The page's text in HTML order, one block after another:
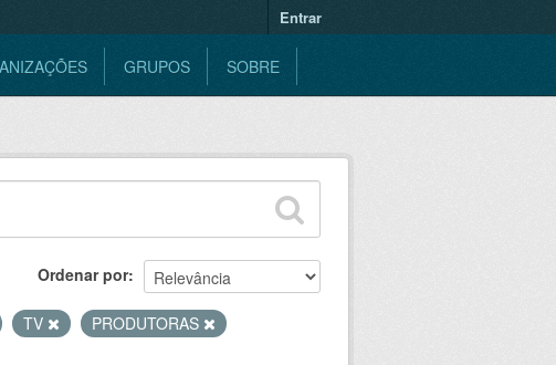
Entrar
GRUPOS SOBRE
Ordenar por
TV PRODUTORAS